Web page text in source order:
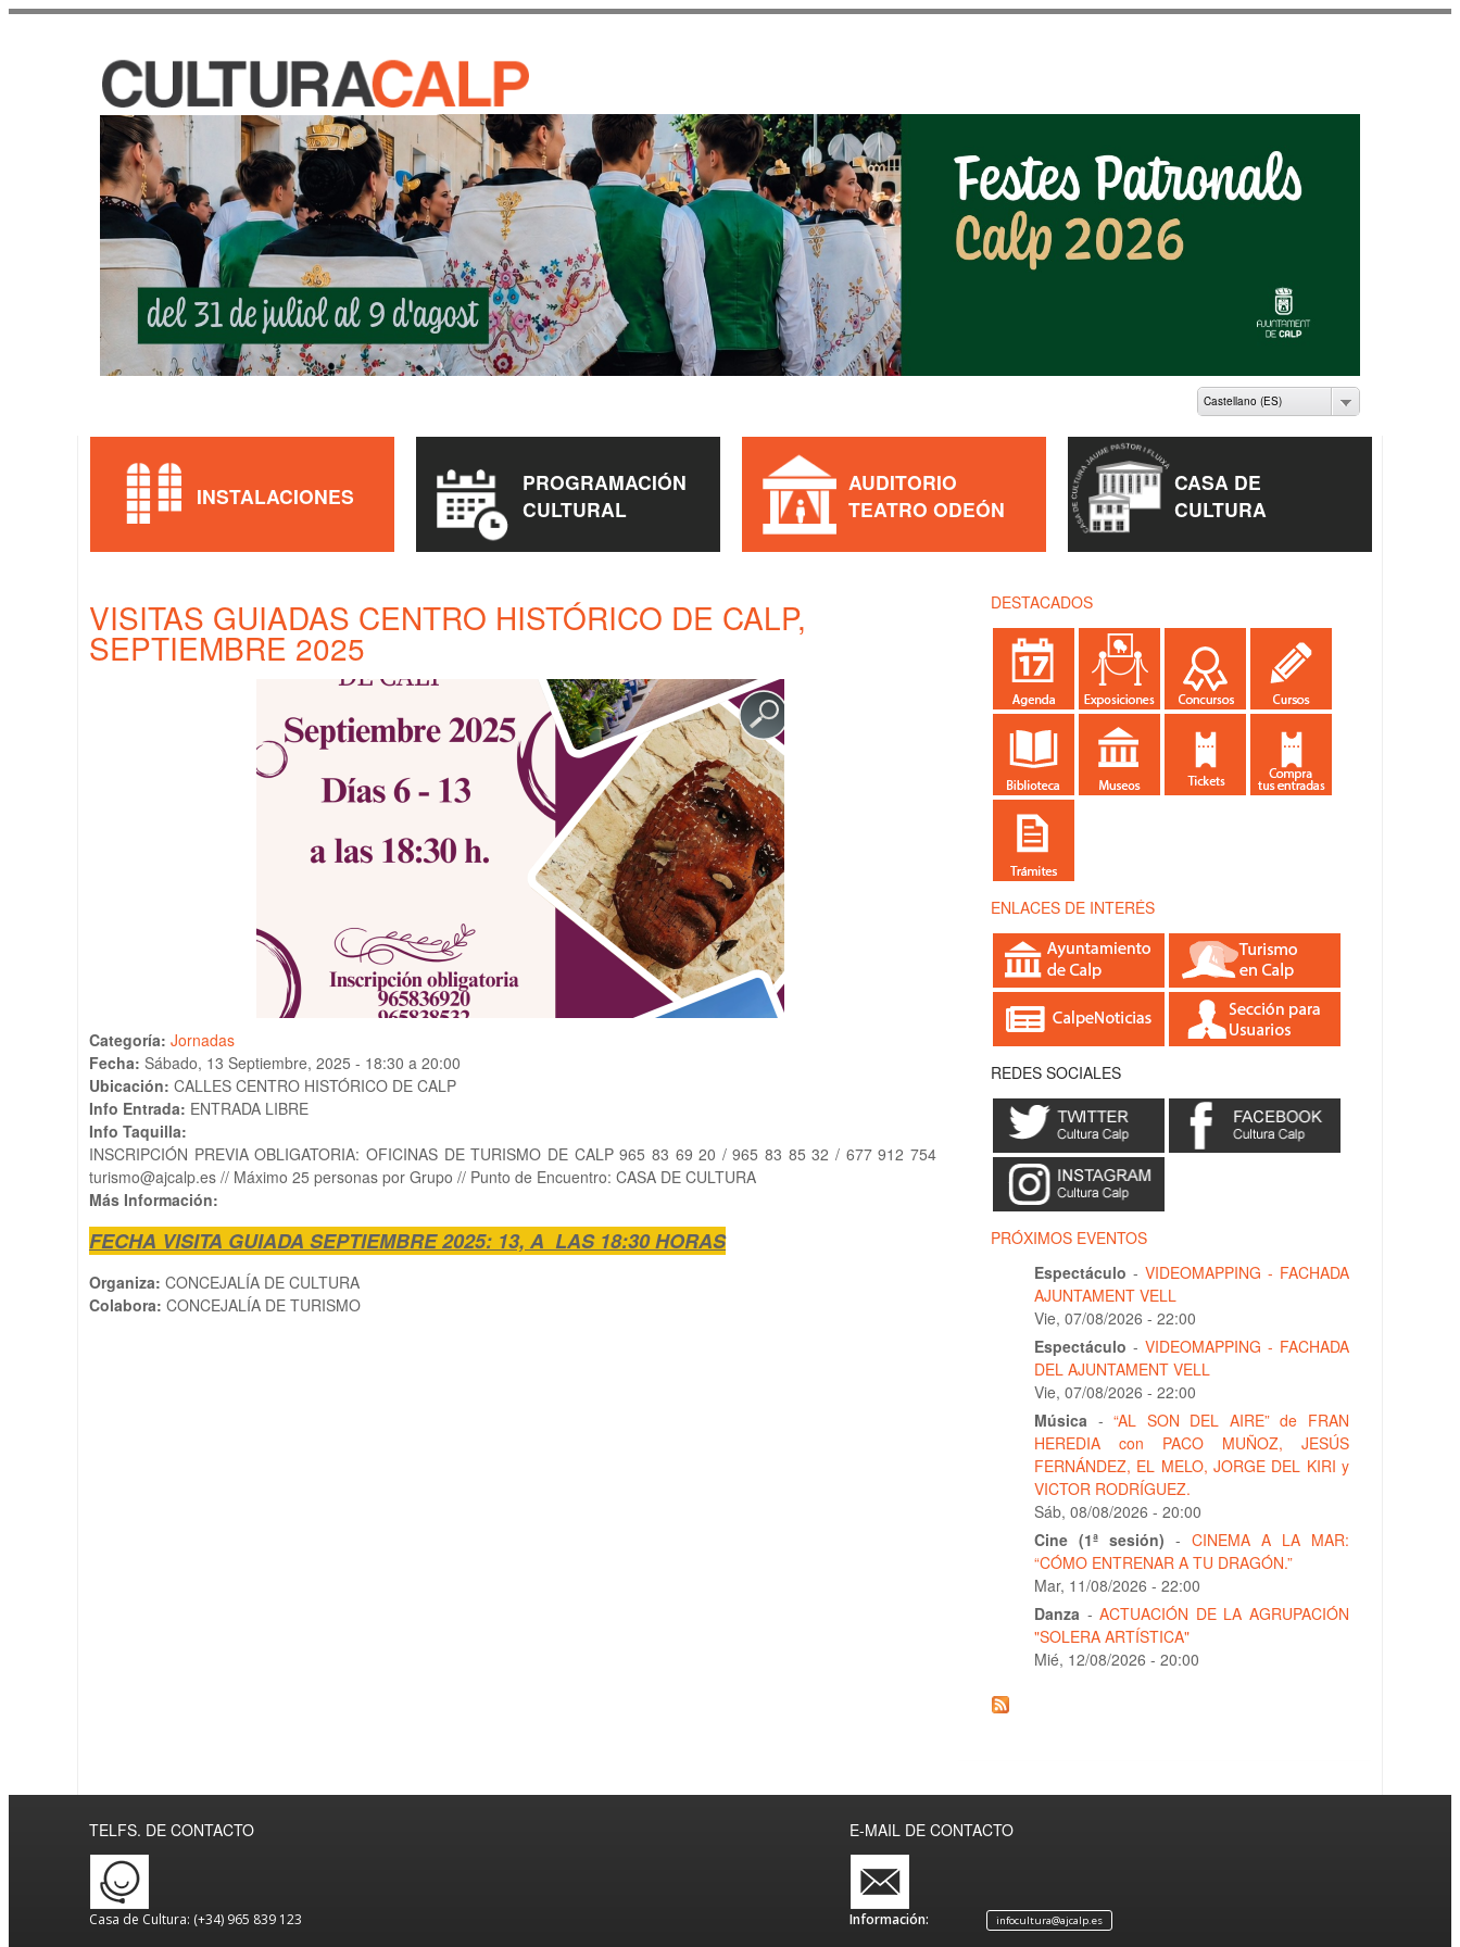
Castellano (ES)
VISITAS GUIADAS CENTRO HISTÓRICO DE CALP,
SEPTIEMBRE 2025
Categoría: Jornadas
Fecha: Sábado, 13 Septiembre, 2025 - 18:30 a 20:00
Ubicación: CALLES CENTRO HISTÓRICO DE CALP
Info Entrada: ENTRADA LIBRE
Info Taquilla:
INSCRIPCIÓN PREVIA OBLIGATORIA: OFICINAS DE TURISMO DE CALP 965 83 69 20 / 965 83 85 32 / 677 912 754
turismo@ajcalp.es // Máximo 25 personas por Grupo // Punto de Encuentro: CASA DE CULTURA
Más Información:
FECHA VISITA GUIADA SEPTIEMBRE 2025: 13, A LAS 18:30 HORAS
Organiza: CONCEJALÍA DE CULTURA
Colabora: CONCEJALÍA DE TURISMO
DESTACADOS
ENLACES DE INTERÉS
REDES SOCIALES
PRÓXIMOS EVENTOS
Espectáculo - VIDEOMAPPING - FACHADA
AJUNTAMENT VELL
Vie, 07/08/2026 - 22:00
Espectáculo - VIDEOMAPPING - FACHADA
DEL AJUNTAMENT VELL
Vie, 07/08/2026 - 22:00
Música -“AL SON DEL AIRE” de FRAN
HEREDIA con PACO MUÑOZ, JESÚS
FERNÁNDEZ, EL MELO, JORGE DEL KIRI y
VICTOR RODRÍGUEZ.
Sáb, 08/08/2026 - 20:00
Cine (1ª sesión) - CINEMA A LA MAR:
“CÓMO ENTRENAR A TU DRAGÓN.”
Mar, 11/08/2026 - 22:00
Danza -ACTUACIÓN DE LA AGRUPACIÓN
"SOLERA ARTÍSTICA"
Mié, 12/08/2026 - 20:00
INSTALACIONES
PROGRAMACIÓN
CULTURAL
AUDITORIO
TEATRO ODEÓN
CASA DE
CULTURA
TELFS. DE CONTACTO
Casa de Cultura: (+34) 965 839 123
E-MAIL DE CONTACTO
Información: infocultura@ajcalp.es